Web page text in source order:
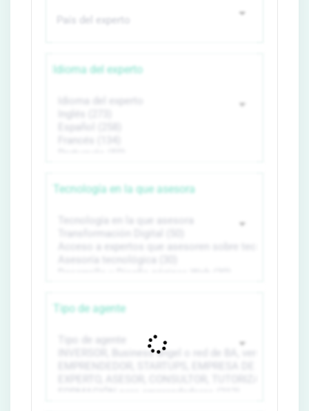
Idioma del experto
Tecnología en la que asesora
Tipo de agente